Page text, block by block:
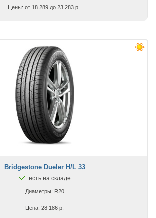
Цены: от 18 289 до 23 283 р.
Bridgestone Dueler H/L 33
есть на складе
Диаметры: R20
Цена: 28 186 р.